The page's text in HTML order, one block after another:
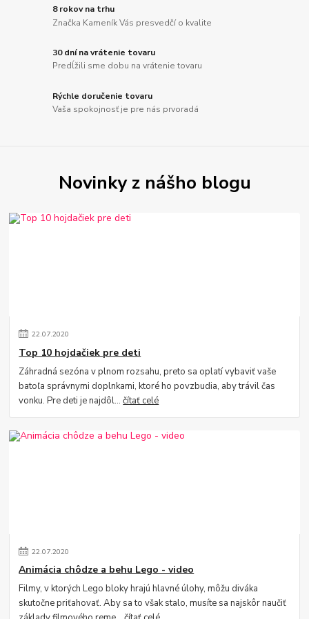
8 rokov na trhu
Značka Kameník Vás presvedčí o kvalite
30 dní na vrátenie tovaru
Predĺžili sme dobu na vrátenie tovaru
Rýchle doručenie tovaru
Vaša spokojnosť je pre nás prvoradá
Novinky z nášho blogu
22.07.2020
Top 10 hojdačiek pre deti
Záhradná sezóna v plnom rozsahu, preto sa oplatí vybaviť vaše
batoľa správnymi doplnkami, ktoré ho povzbudia, aby trávil čas
vonku. Pre deti je najdôl...čítať celé
22.07.2020
Animácia chôdze a behu Lego - video
Filmy, v ktorých Lego bloky hrajú hlavné úlohy, môžu diváka
skutočne priťahovať. Aby sa to však stalo, musíte sa najskôr naučiť